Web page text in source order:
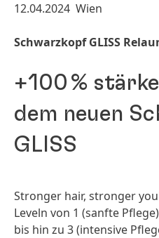
12.04.2024 Wien
Schwarzkopf GLISS
+100 %
dem neuen
GLISS
Stronger hair, stronger
Leveln von 1 (sanfte
bis hin zu 3(intensive